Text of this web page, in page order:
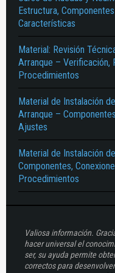
– SISTEMA
Estructura,
Características
Material: Revisión
Arranque – Verificación,
Procedimientos
Material de Instalación
Arranque –
Ajustes
Material de Instalación
Componentes,
Procedimientos
Valiosa información.
hacer universal el
ser, su ayuda permite
correctos para